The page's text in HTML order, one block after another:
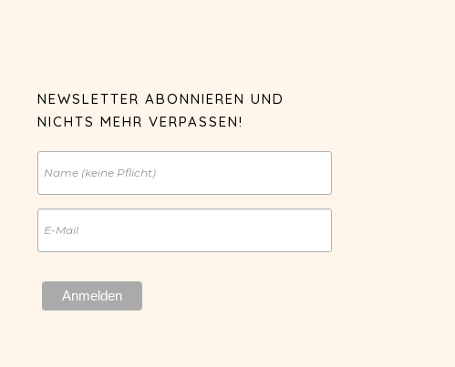
NEWSLETTER ABONNIEREN UND
NICHTS MEHR VERPASSEN!